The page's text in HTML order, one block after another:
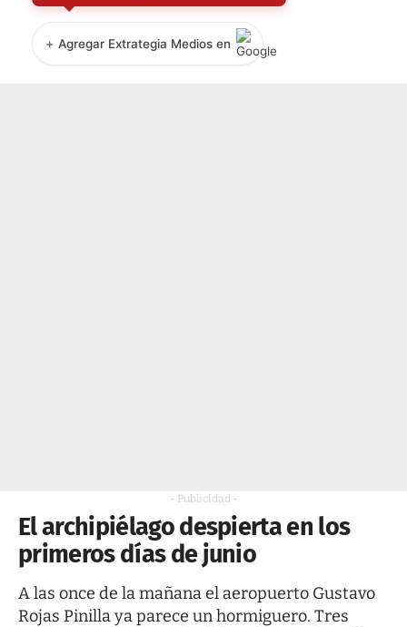
+ Agregar Extrategia Medios en
- Publicidad -
El archipiélago despierta en los
primeros días de junio
A las once de la mañana el aeropuerto Gustavo
Rojas Pinilla ya parece un hormiguero. Tres